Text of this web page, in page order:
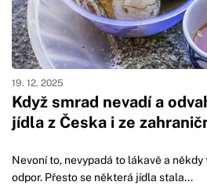
Když smrad nevadí a
jídla z Česka i ze
19. 12. 2025
Nevoní to, nevypadá to lákavě a
odpor. Přesto se některá jídla stala...